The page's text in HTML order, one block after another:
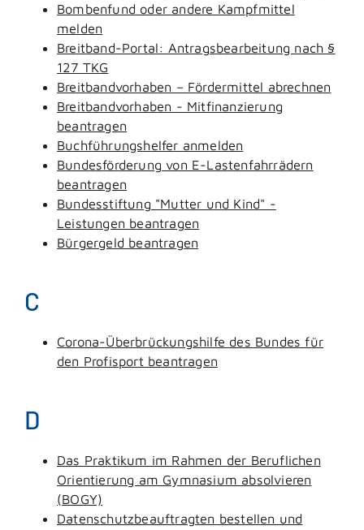
Bombenfund oder andere Kampfmittel
melden
Breitband-Portal: Antragsbearbeitung nach §
127 TKG
Breitbandvorhaben – Fördermittel abrechnen
Breitbandvorhaben - Mitfinanzierung
beantragen
Buchführungshelfer anmelden
Bundesförderung von E-Lastenfahrrädern
beantragen
Bundesstiftung "Mutter und Kind" -
Leistungen beantragen
Bürgergeld beantragen
C
Corona-Überbrückungshilfe des Bundes für
den Profisport beantragen
D
Das Praktikum im Rahmen der Beruflichen
Orientierung am Gymnasium absolvieren
(BOGY)
Datenschutzbeauftragten bestellen und